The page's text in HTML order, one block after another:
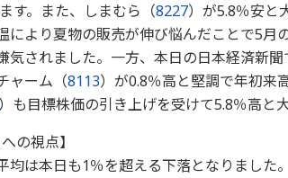
す。また、しまむら（8227）が5.8％安と
により夏物の販売が伸び悩んだことで5月
気されました。一方、本日の日本経済新
ャーム（8113）が0.8％高と堅調で年初来
）も目標株価の引き上げを受けて5.8％高と
の視点】
均は本日も1％を超える下落となりました